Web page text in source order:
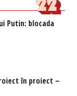
Putin: blocada
în proiect –